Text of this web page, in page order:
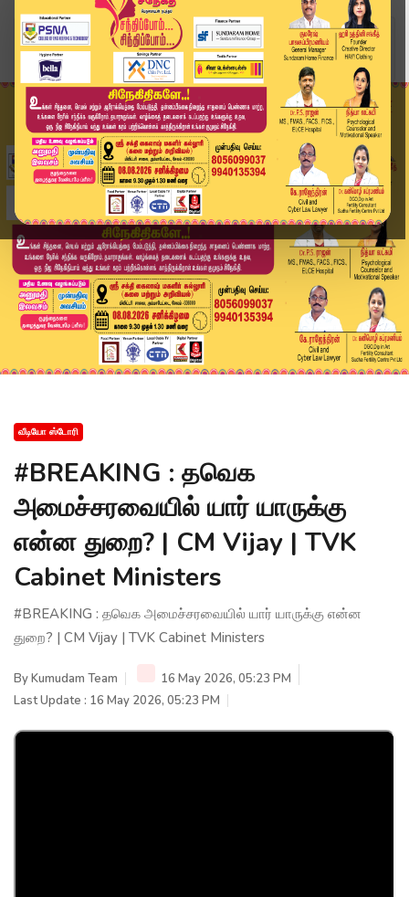
Home
வீடியோ ஸ்டோரி
#BREAKING : தவெக அமைச்சரவையில் யார் யாருக்கு என...
வீடியோ ஸ்டோரி
#BREAKING : தவெக
அமைச்சரவையில் யார் யாருக்கு
என்ன துறை? | CM Vijay | TVK
Cabinet Ministers
#BREAKING : தவெக அமைச்சரவையில் யார் யாருக்கு என்ன
துறை? | CM Vijay | TVK Cabinet Ministers
ByKumudam Team
16 May 2026, 05:23 PM
Last Update : 16 May 2026, 05:23 PM